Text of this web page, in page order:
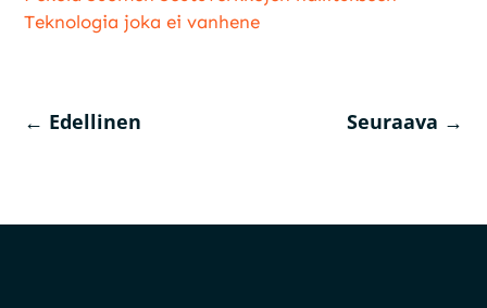
Teknologia joka ei vanhene
← Edellinen Seuraava →